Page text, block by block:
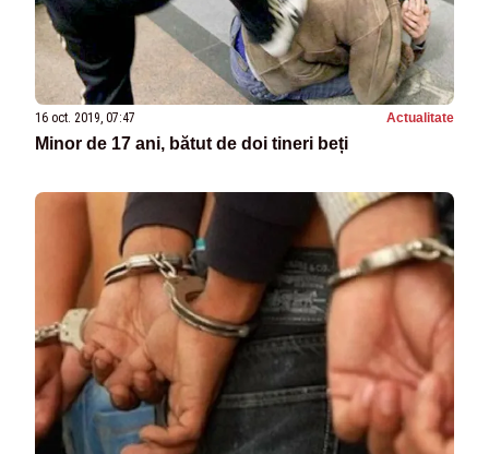
16 oct. 2019, 07:47 Actualitate
Minor de 17 ani, bătut de doi tineri beți